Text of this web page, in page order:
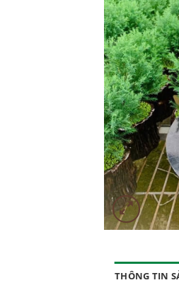
THÔNG TIN